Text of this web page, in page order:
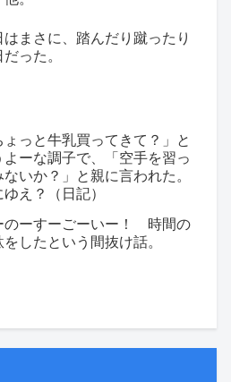
はまさに、踏んだり蹴ったり
った。
ょっと牛乳買ってきて？」と
よーな調子で、「空手を習っ
ないか？」と親に言われた。
ゆえ？（日記）
のーすーごーいー！ 時間の
をしたという間抜け話。